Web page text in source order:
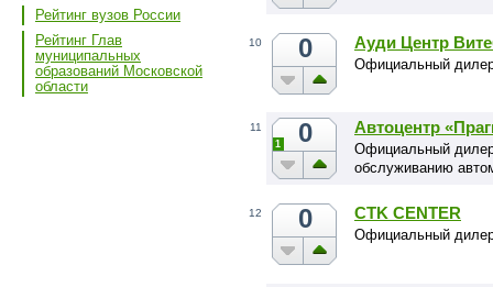
Рейтинг вузов России
Рейтинг Глав
муниципальных
образований Московской
области
10 0 Ауди Центр
Официальный
11 0
1
Автоцентр
Официальный
обслуживанию
12 0 CTK CENTER
Официальный